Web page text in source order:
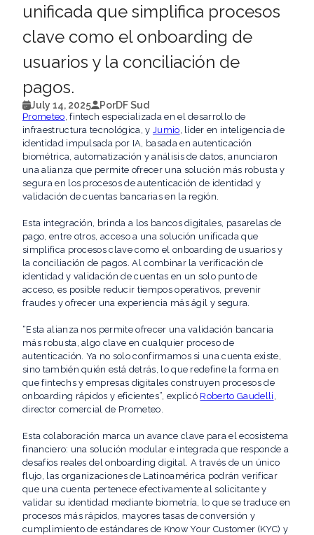
unificada que simplifica procesos
clave como el onboarding de
usuarios y la conciliación de
pagos.
July 14, 2025 PorDF Sud
Prometeo , fintech especializada en el desarrollo de
infraestructura tecnológica, y Jumio , líder en inteligencia de
identidad impulsada por IA, basada en autenticación
biométrica, automatización y análisis de datos, anunciaron
una alianza que permite ofrecer una solución más robusta y
segura en los procesos de autenticación de identidad y
validación de cuentas bancarias en la región.
Esta integración, brinda a los bancos digitales, pasarelas de
pago, entre otros, acceso a una solución unificada que
simplifica procesos clave como el onboarding de usuarios y
la conciliación de pagos. Al combinar la verificación de
identidad y validación de cuentas en un solo punto de
acceso, es posible reducir tiempos operativos, prevenir
fraudes y ofrecer una experiencia más ágil y segura.
“Esta alianza nos permite ofrecer una validación bancaria
más robusta, algo clave en cualquier proceso de
autenticación. Ya no solo confirmamos si una cuenta existe,
sino también quién está detrás, lo que redefine la forma en
que fintechs y empresas digitales construyen procesos de
onboarding rápidos y eficientes”, explicó Roberto Gaudelli
director comercial de Prometeo.
Esta colaboración marca un avance clave para el ecosistema
financiero: una solución modular e integrada que responde a
desafíos reales del onboarding digital. A través de un único
flujo, las organizaciones de Latinoamérica podrán verificar
que una cuenta pertenece efectivamente al solicitante y
validar su identidad mediante biometría, lo que se traduce en
procesos más rápidos, mayores tasas de conversión y
cumplimiento de estándares de Know Your Customer (KYC) y